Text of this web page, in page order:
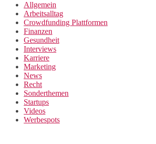
Allgemein
Arbeitsalltag
Crowdfunding Plattformen
Finanzen
Gesundheit
Interviews
Karriere
Marketing
News
Recht
Sonderthemen
Startups
Videos
Werbespots